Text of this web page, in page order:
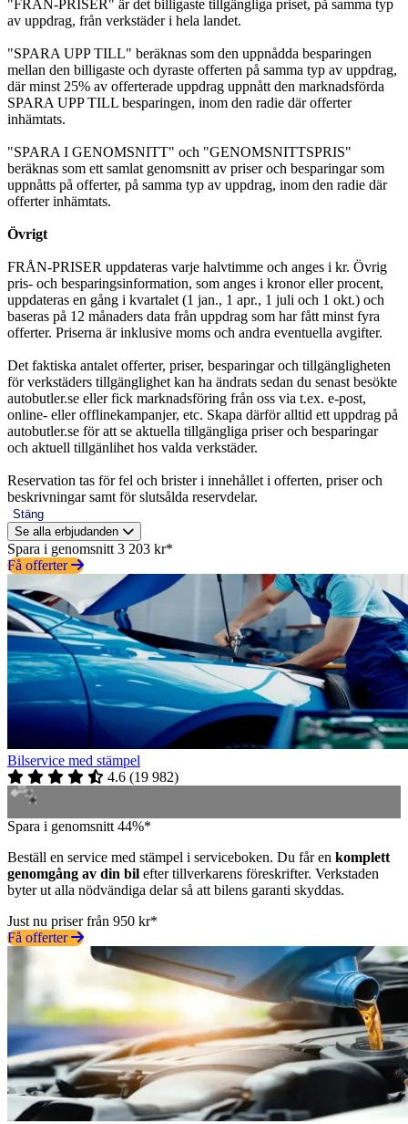
"FRÅN-PRISER" är det billigaste tillgängliga priset, på samma typ
av uppdrag, från verkstäder i hela landet.
"SPARA UPP TILL" beräknas som den uppnådda besparingen
mellan den billigaste och dyraste offerten på samma typ av uppdrag,
där minst 25% av offerterade uppdrag uppnått den marknadsförda
SPARA UPP TILL besparingen, inom den radie där offerter
inhämtats.
"SPARA I GENOMSNITT" och "GENOMSNITTSPRIS"
beräknas som ett samlat genomsnitt av priser och besparingar som
uppnåtts på offerter, på samma typ av uppdrag, inom den radie där
offerter inhämtats.
Övrigt
FRÅN-PRISER uppdateras varje halvtimme och anges i kr. Övrig
pris- och besparingsinformation, som anges i kronor eller procent,
uppdateras en gång i kvartalet (1 jan., 1 apr., 1 juli och 1 okt.) och
baseras på 12 månaders data från uppdrag som har fått minst fyra
offerter. Priserna är inklusive moms och andra eventuella avgifter.
Det faktiska antalet offerter, priser, besparingar och tillgängligheten
för verkstäders tillgänglighet kan ha ändrats sedan du senast besökte
autobutler.se eller fick marknadsföring från oss via t.ex. e-post,
online- eller offlinekampanjer, etc. Skapa därför alltid ett uppdrag på
autobutler.se för att se aktuella tillgängliga priser och besparingar
och aktuell tillgänlihet hos valda verkstäder.
Reservation tas för fel och brister i innehållet i offerten, priser och
beskrivningar samt för slutsålda reservdelar.
Stäng
Se alla erbjudanden
Spara i genomsnitt 3 203 kr*
Få offerter
Bilservice med stämpel
4.6 (19 982)
Spara i genomsnitt 44%*
Beställ en service med stämpel i serviceboken. Du får en komplett
genomgång av din bil efter tillverkarens föreskrifter. Verkstaden
byter ut alla nödvändiga delar så att bilens garanti skyddas.
Just nu priser från 950 kr*
Få offerter